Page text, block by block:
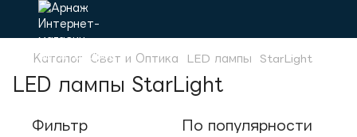
Каталог Свет и Оптика LED лампы StarLight
LED лампы StarLight
Фильтр По популярности